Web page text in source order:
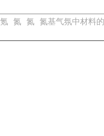
氪 氮 氮 氮基气氛中材料